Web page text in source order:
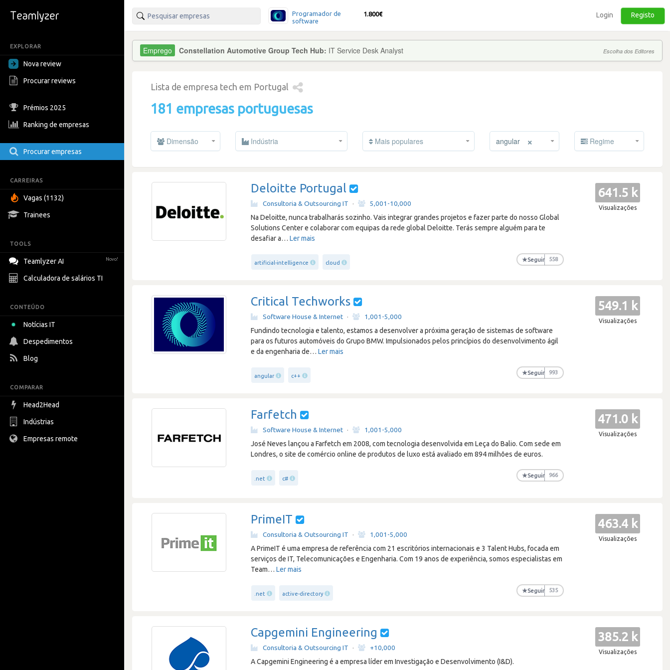
EXPLORAR
Nova review
Procurar reviews
Prémios 2025
Ranking de empresas
Procurar empresas
CARREIRAS
Vagas (1132)
Trainees
TOOLS
Teamlyzer AI Novo!
Calculadora de salários TI
CONTEÚDO
Notícias IT
Despedimentos
Blog
COMPARAR
Head2Head
Indústrias
Empresas remote
Programador de
software
1.800€ Login Registo
Constellation Automotive Group Tech Hub: IT Service Desk Analyst Escolha dos Editores
Lista de empresa tech em Portugal
181 empresas portuguesas
Dimensão Indústria Mais populares ×
angular Regime
Deloitte Portugal
Consultoria & Outsourcing IT ·
5,001-10,000
Na Deloitte, nunca trabalharás sozinho. Vais integrar grandes projetos e fazer parte do nosso Global
Solutions Center e colaborar com equipas da rede global Deloitte. Terás sempre alguém para te
desafiar a…Ler mais
artificial-intelligence cloud
★Seguir 558
641.5 k
Visualizações
Critical Techworks
Software House & Internet ·
1,001-5,000
Fundindo tecnologia e talento, estamos a desenvolver a próxima geração de sistemas de software
para os futuros automóveis do Grupo BMW. Impulsionados pelos princípios do desenvolvimento ágil
e da engenharia de…Ler mais
angular c++
★Seguir 993
549.1 k
Visualizações
Farfetch
Software House & Internet ·
1,001-5,000
José Neves lançou a Farfetch em 2008, com tecnologia desenvolvida em Leça do Balio. Com sede em
Londres, o site de comércio online de produtos de luxo está avaliado em 894 milhões de euros.
.net c#
★Seguir 966
471.0 k
Visualizações
PrimeIT
Consultoria & Outsourcing IT ·
1,001-5,000
A PrimeIT é uma empresa de referência com 21 escritórios internacionais e 3 Talent Hubs, focada em
serviços de IT, Telecomunicações e Engenharia. Com 19 anos de experiência, somos especialistas em
Team…Ler mais
.net active-directory
★Seguir 535
463.4 k
Visualizações
Capgemini Engineering
Consultoria & Outsourcing IT ·
+10,000
A Capgemini Engineering é a empresa líder em Investigação e Desenvolvimento (I&D).
385.2 k
Visualizações